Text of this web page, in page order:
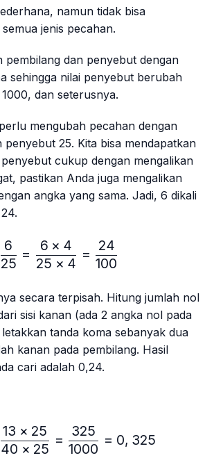
namun tidak bisa
jenis pecahan.
pembilang dan penyebut dengan
sehingga nilai penyebut berubah
dan seterusnya.
mengubah pecahan dengan
penyebut 25. Kita bisa mendapatkan
cukup dengan mengalikan
pastikan Anda juga mengalikan
angka yang sama. Jadi, 6 dikali
\frac{6}{25}=\frac{6 ×
25
6
=
25 × 4
6 × 4
=
100
24
secara terpisah. Hitung jumlah nol
sisi kanan (ada 2 angka nol pada
tanda koma sebanyak dua
kanan pada pembilang. Hasil
cari adalah 0,24.
\frac{13}{40}=\frac{13
40 × 25
13 × 25
=
1000
325
= 0, 325